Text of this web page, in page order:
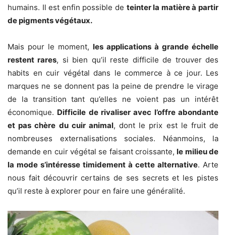
humains. Il est enfin possible de teinter la matière à partir
de pigments végétaux.
Mais pour le moment, les applications à grande échelle
restent rares, si bien qu’il reste difficile de trouver des
habits en cuir végétal dans le commerce à ce jour. Les
marques ne se donnent pas la peine de prendre le virage
de la transition tant qu’elles ne voient pas un intérêt
économique. Difficile de rivaliser avec l’offre abondante
et pas chère du cuir animal, dont le prix est le fruit de
nombreuses externalisations sociales. Néanmoins, la
demande en cuir végétal se faisant croissante,le milieu de
la mode s’intéresse timidement à cette alternative. Arte
nous fait découvrir certains de ses secrets et les pistes
qu’il reste à explorer pour en faire une généralité.